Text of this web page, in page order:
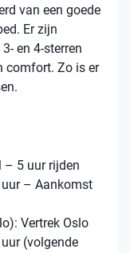
van een goede
Er zijn
en 4-sterren
comfort. Zo is er
– 5 uur rijden
– Aankomst
Vertrek Oslo
(volgende